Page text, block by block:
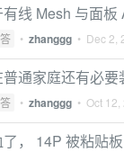
有线 Mesh 与面板
• zhanggg • Dec 2,
普通家庭还有必要
• zhanggg • Oct 12,
了， 14P 被粘贴